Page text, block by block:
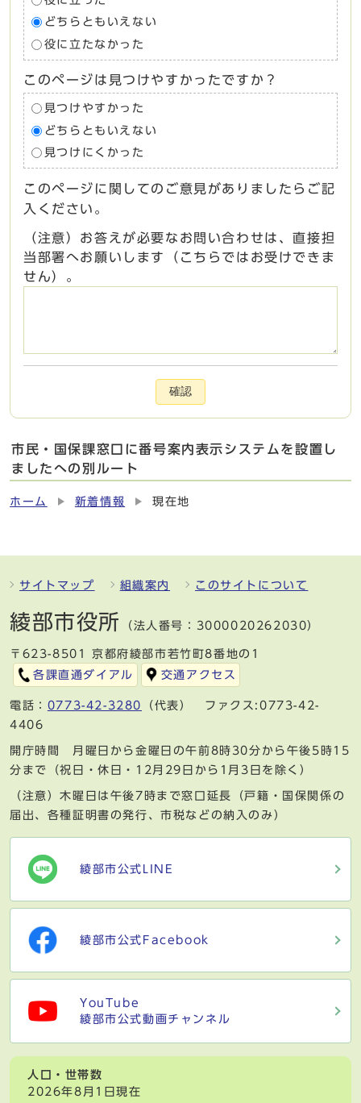
どちらともいえない
役に立たなかった
このページは見つけやすかったですか？
見つけやすかった
どちらともいえない
見つけにくかった
このページに関してのご意見がありましたらご記
入ください。
（注意）お答えが必要なお問い合わせは、直接担
当部署へお願いします（こちらではお受けできま
せん）。
確認
市民・国保課窓口に番号案内表示システムを設置し
ましたへの別ルート
ホーム 新着情報 現在地
サイトマップ 組織案内 このサイトについて
綾部市役所 （法人番号：3000020262030）
〒623-8501 京都府綾部市若竹町8番地の1
各課直通ダイアル
交通アクセス
電話： 0773-42-3280
（代表） ファクス:0773-42-
4406
開庁時間 月曜日から金曜日の午前8時30分から午後5時15
分まで（祝日・休日・12月29日から1月3日を除く）
（注意）木曜日は午後7時まで窓口延長（戸籍・国保関係の
届出、各種証明書の発行、市税などの納入のみ）
綾部市公式LINE
綾部市公式Facebook
YouTube
綾部市公式動画チャンネル
人口・世帯数
2026年8月1日現在